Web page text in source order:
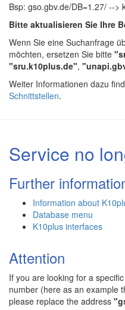
Bsp: gso.gbv.de/DB=1.27/ -->
Bitte aktualisieren Sie Ihre
Wenn Sie eine Suchanfrage
möchten, ersetzen Sie bitte
"sru.k10plus.de",
Weiter Informationen dazu
Schnittstellen.
Service no
Further
Information about
Database menu
K10plus interfaces
Attention
If you are looking for a
number (here as an example
please replace the address